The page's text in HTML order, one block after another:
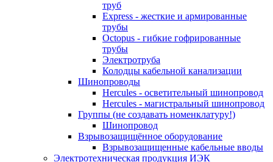
труб
Express - жесткие и армированные
трубы
Octopus - гибкие гофрированные
трубы
Электротруба
Колодцы кабельной канализации
Шинопроводы
Hercules - осветительный шинопровод
Hercules - магистральный шинопровод
Группы (не создавать номенклатуру!)
Шинопровод
Взрывозащищённое оборудование
Взрывозащищенные кабельные вводы
Электротехническая продукция ИЭК